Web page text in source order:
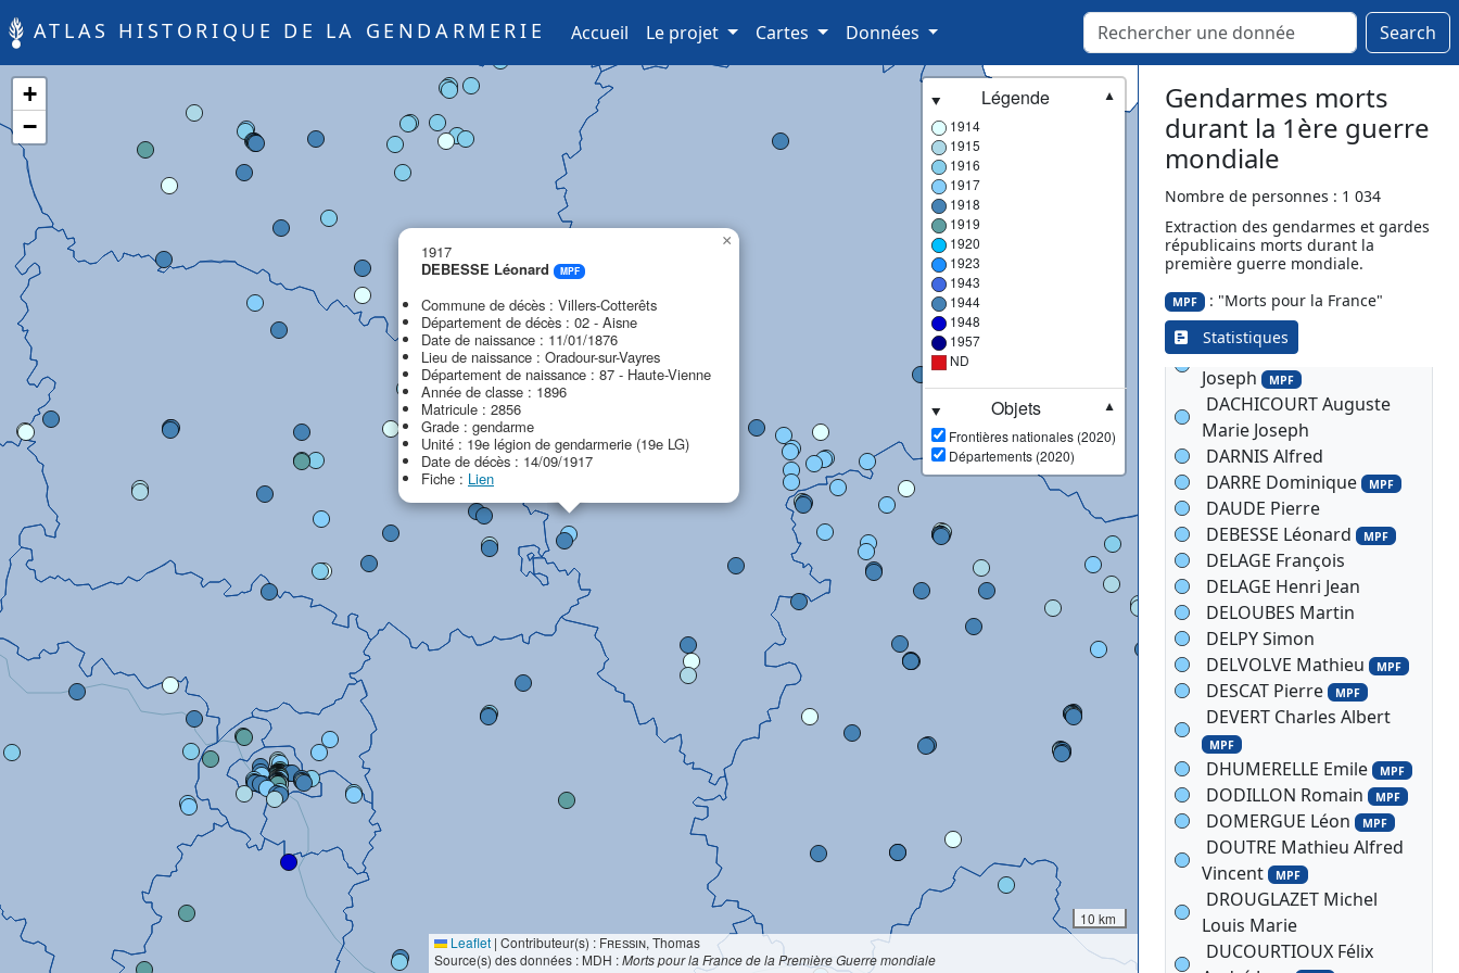
ATLAS HISTORIQUE DE LA GENDARMERIE Accueil (current)
Le projet Cartes Données Search
1917
DEBESSE Léonard
MPF
Commune de décès : Villers-Cotterêts
Département de décès : 02 - Aisne
Date de naissance : 11/01/1876
Lieu de naissance : Oradour-sur-Vayres
Département de naissance : 87 - Haute-Vienne
Année de classe : 1896
Matricule : 2856
Grade : gendarme
Unité : 19e légion de gendarmerie (19e LG)
Date de décès : 14/09/1917
Fiche : Lien
×
+
−
Légende
▼
1914
1915
1916
1917
1918
1919
1920
1923
1943
1944
1948
1957
ND
Objets
▼
Frontières nationales (2020)
Départements (2020)
10 km
Leaflet | Contributeur(s) : Fressin, Thomas
Source(s) des données : MDH :Morts pour la France de la Première Guerre mondiale
Gendarmes morts
durant la 1ère guerre
mondiale
Nombre de personnes : 1 034
Extraction des gendarmes et gardes
républicains morts durant la
première guerre mondiale.
MPF : "Morts pour la France"
Statistiques
CHANUT Joseph Marie
MPF
CHAVERNAC Georges
François Hippolyte MPF
CHAVERNAC Georges
François Hippolyte
CLERC Jean
CODANT Stanislas
Edmond
COLLIN Justin Eugène
COLLY Jules MPF
CONSTAN Cosnia
COURSILLY Georges
Joseph MPF
DACHICOURT Auguste
Marie Joseph
DARNIS Alfred
DARRE Dominique MPF
DAUDE Pierre
DEBESSE Léonard MPF
DELAGE François
DELAGE Henri Jean
DELOUBES Martin
DELPY Simon
DELVOLVE Mathieu MPF
DESCAT Pierre MPF
DEVERT Charles Albert
MPF
DHUMERELLE Emile MPF
DODILLON Romain MPF
DOMERGUE Léon MPF
DOUTRE Mathieu Alfred
Vincent MPF
DROUGLAZET Michel
Louis Marie
DUCOURTIOUX Félix